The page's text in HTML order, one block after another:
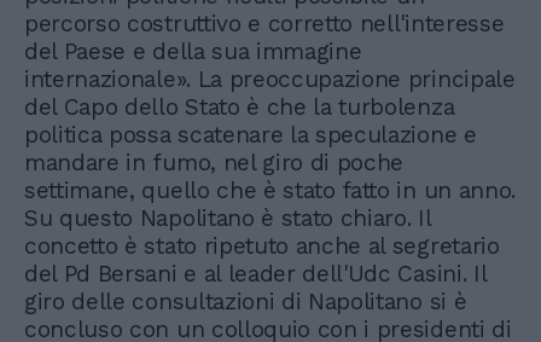
percorso costruttivo e corretto nell'interesse
del Paese e della sua immagine
internazionale». La preoccupazione principale
del Capo dello Stato è che la turbolenza
politica possa scatenare la speculazione e
mandare in fumo, nel giro di poche
settimane, quello che è stato fatto in un anno.
Su questo Napolitano è stato chiaro. Il
concetto è stato ripetuto anche al segretario
del Pd Bersani e al leader dell'Udc Casini. Il
giro delle consultazioni di Napolitano si è
concluso con un colloquio con i presidenti di